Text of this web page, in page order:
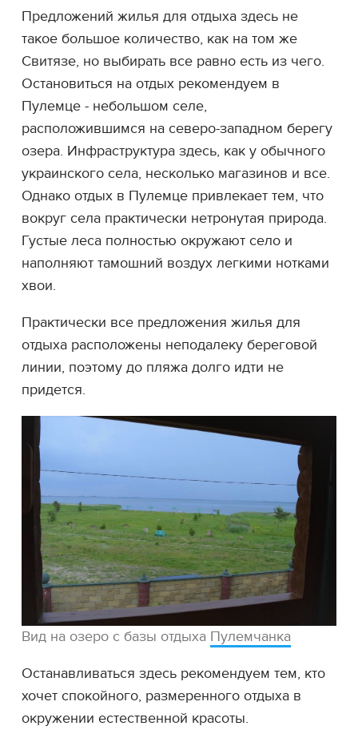
Предложений жилья для отдыха здесь не
такое большое количество, как на том же
Свитязе, но выбирать все равно есть из чего.
Остановиться на отдых рекомендуем в
Пулемце - небольшом селе,
расположившимся на северо-западном берегу
озера. Инфраструктура здесь, как у обычного
украинского села, несколько магазинов и все.
Однако отдых в Пулемце привлекает тем, что
вокруг села практически нетронутая природа.
Густые леса полностью окружают село и
наполняют тамошний воздух легкими нотками
хвои.
Практически все предложения жилья для
отдыха расположены неподалеку береговой
линии, поэтому до пляжа долго идти не
придется.
Вид на озеро с базы отдыха Пулемчанка
Останавливаться здесь рекомендуем тем, кто
хочет спокойного, размеренного отдыха в
окружении естественной красоты.